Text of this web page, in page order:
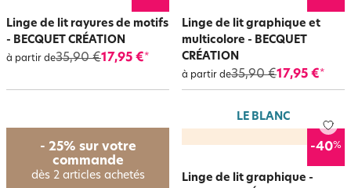
Linge de lit rayures de motifs
- BECQUET CRÉATION
à partir de35,90 €17,95 €*
Linge de lit graphique et
multicolore - BECQUET
CRÉATION
à partir de35,90 €17,95 €*
LE BLANC
-40%
Linge de lit graphique -
- 25% sur votre
commande
dès 2 articles achetés